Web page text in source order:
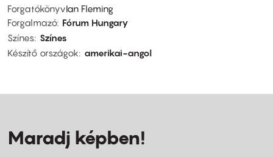
ForgatókönyvIan Fleming
Forgalmazó Fórum Hungary
Színes Színes
Készítő országok
amerikai-angol
Maradj képben!